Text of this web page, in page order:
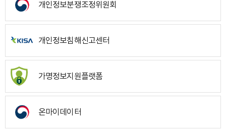
개인정보분쟁조정위원회
개인정보침해신고센터
가명정보지원플랫폼
온마이데이터